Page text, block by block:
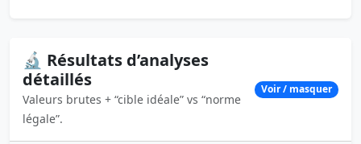
🔬 Résultats d’analyses
détaillés
Valeurs brutes + “cible idéale” vs “norme
légale”.
Voir / masquer